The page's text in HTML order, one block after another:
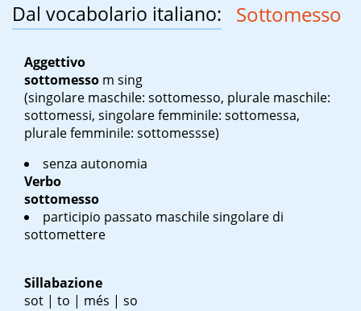
Dal vocabolario italiano: Sottomesso
Aggettivo
sottomesso m sing
(singolare maschile: sottomesso, plurale maschile:
sottomessi, singolare femminile: sottomessa,
plurale femminile: sottomessse)
senza autonomia
Verbo
sottomesso
participio passato maschile singolare di
sottomettere
Sillabazione
sot | to | més | so